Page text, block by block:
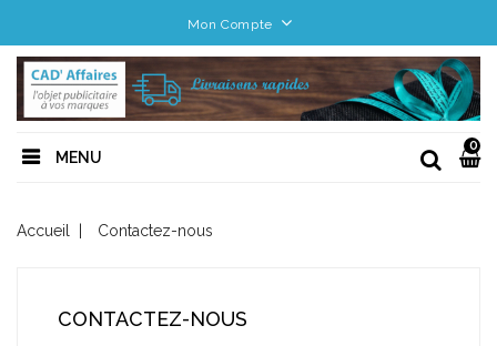
Mon Compte
0
MENU
Accueil Contactez-nous
CONTACTEZ-NOUS